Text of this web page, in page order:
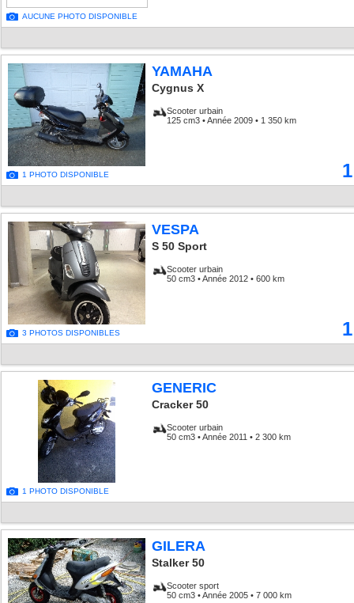
AUCUNE PHOTO DISPONIBLE
1 PHOTO DISPONIBLE
YAMAHA
Cygnus X
Scooter urbain
125 cm3 • Année 2009 • 1 350 km
3 PHOTOS DISPONIBLES
VESPA
S 50 Sport
Scooter urbain
50 cm3 • Année 2012 • 600 km
1 PHOTO DISPONIBLE
GENERIC
Cracker 50
Scooter urbain
50 cm3 • Année 2011 • 2 300 km
GILERA
Stalker 50
Scooter sport
50 cm3 • Année 2005 • 7 000 km